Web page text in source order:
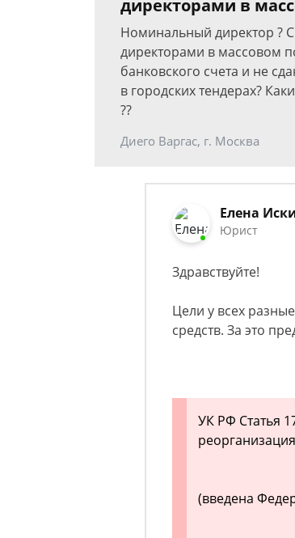
директорами в
Номинальный директор ?
директорами в массовом
банковского счета и не
в городских тендерах?
??
Диего Варгас, г. Москва
Елена
Юрист
Здравствуйте!
Цели у всех
средств. За это
УК РФ Статья
(введена